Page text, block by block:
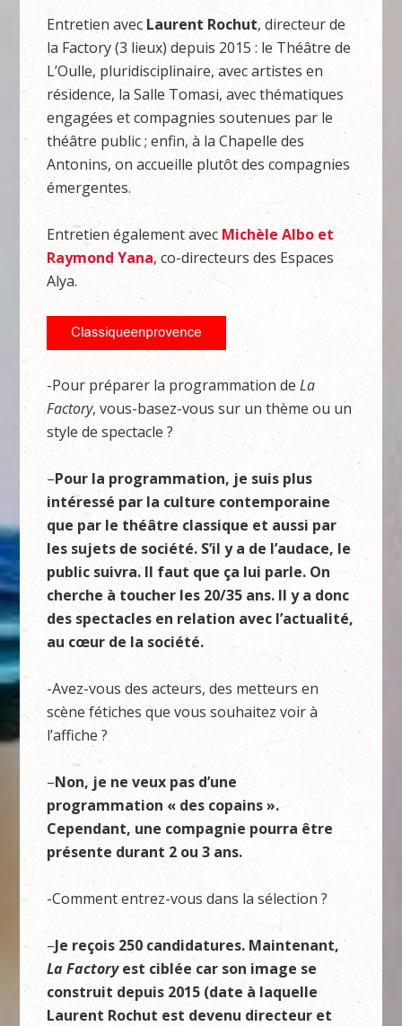
Entretien avec Laurent Rochut, directeur de
la Factory (3 lieux) depuis 2015 : le Théâtre de
L’Oulle, pluridisciplinaire, avec artistes en
résidence, la Salle Tomasi, avec thématiques
engagées et compagnies soutenues par le
théâtre public ; enfin, à la Chapelle des
Antonins, on accueille plutôt des compagnies
émergentes.
Entretien également avec Michèle Albo et
Raymond Yana, co-directeurs des Espaces
Alya.
-Pour préparer la programmation deLa
Factory, vous-basez-vous sur un thème ou un
style de spectacle ?
–Pour la programmation, je suis plus
intéressé par la culture contemporaine
que par le théâtre classique et aussi par
les sujets de société. S’il y a de l’audace, le
public suivra. Il faut que ça lui parle. On
cherche à toucher les 20/35 ans. Il y a donc
des spectacles en relation avec l’actualité,
au cœur de la société.
-Avez-vous des acteurs, des metteurs en
scène fétiches que vous souhaitez voir à
l’affiche ?
–Non, je ne veux pas d’une
programmation « des copains ».
Cependant, une compagnie pourra être
présente durant 2 ou 3 ans.
-Comment entrez-vous dans la sélection ?
–Je reçois 250 candidatures. Maintenant,
La Factoryest ciblée car son image se
construit depuis 2015 (date à laquelle
Laurent Rochut est devenu directeur et